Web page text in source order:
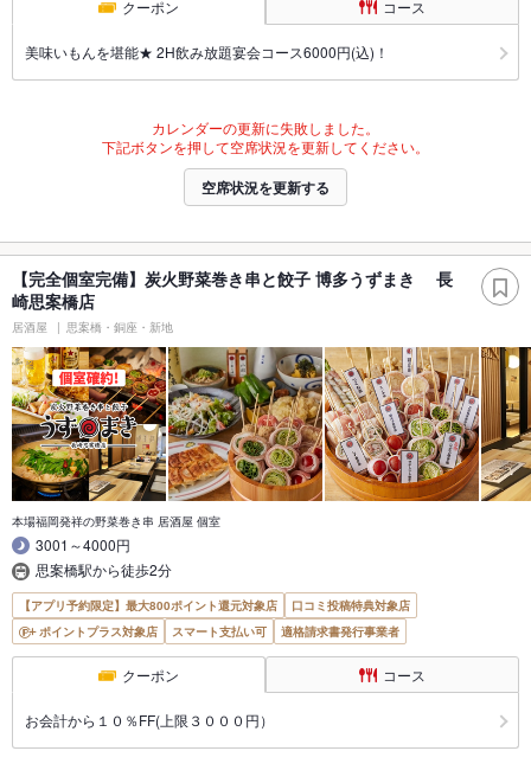
クーポン コース
美味いもんを堪能★ 2H飲み放題宴会コース6000円(込)！
カレンダーの更新に失敗しました。
下記ボタンを押して空席状況を更新してください。
空席状況を更新する
【完全個室完備】炭火野菜巻き串と餃子 博多うずまき 長
崎思案橋店
居酒屋 思案橋・銅座・新地
本場福岡発祥の野菜巻き串 居酒屋 個室
3001～4000円
思案橋駅から徒歩2分
【アプリ予約限定】最大800ポイント還元対象店
口コミ投稿特典対象店
ポイントプラス対象店
スマート支払い可 適格請求書発行事業者
クーポン コース
お会計から１０％FF(上限３０００円）